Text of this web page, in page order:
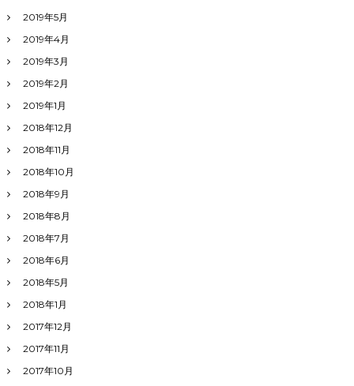
2019年5月
2019年4月
2019年3月
2019年2月
2019年1月
2018年12月
2018年11月
2018年10月
2018年9月
2018年8月
2018年7月
2018年6月
2018年5月
2018年1月
2017年12月
2017年11月
2017年10月